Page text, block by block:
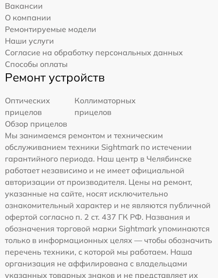
Вакансии
О компании
Ремонтируемые модели
Наши услуги
Согласие на обработку персональных данных
Способы оплаты
Ремонт устройств
Оптических
прицелов
Коллиматорных
прицелов
Обзор прицелов
Мы занимаемся ремонтом и техническим
обслуживанием техники Sightmark по истечении
гарантийного периода. Наш центр в Челябинске
работает независимо и не имеет официальной
авторизации от производителя. Цены на ремонт,
указанные на сайте, носят исключительно
ознакомительный характер и не являются публичной
офертой согласно п. 2 ст. 437 ГК РФ. Названия и
обозначения торговой марки Sightmark упоминаются
только в информационных целях — чтобы обозначить
перечень техники, с которой мы работаем. Наша
организация не аффилирована с владельцами
указанных товарных знаков и не представляет их